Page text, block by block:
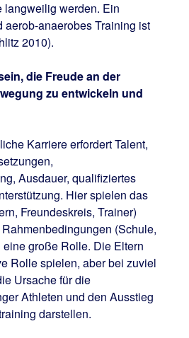
langweilig werden. Ein
aerob-anaerobes Training ist
2010).
die Freude an der
zu entwickeln und
Karriere erfordert Talent,
Ausdauer, qualifiziertes
Hier spielen das
Freundeskreis, Trainer)
(Schule,
große Rolle. Die Eltern
Rolle spielen, aber bei zuviel
Ursache für die
Athleten und den Ausstieg
darstellen.